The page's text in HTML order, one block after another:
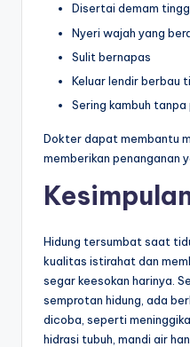
Disertai demam
Nyeri wajah yang
Sulit bernapas
Keluar lendir berbau
Sering kambuh
Dokter dapat membantu
memberikan penanganan
Hidung tersumbat saat
kualitas istirahat dan
segar keesokan harinya.
semprotan hidung, ada
dicoba, seperti
hidrasi tubuh, mandi air